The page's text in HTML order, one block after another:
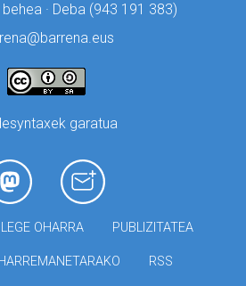
· Deba (943 191 383)
garatua
LEGE OHARRA PUBLIZITATEA
RSS